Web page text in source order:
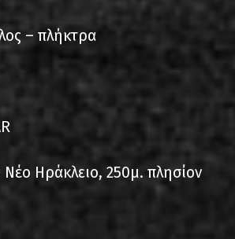
– πλήκτρα
Ηράκλειο, 250μ. πλησίον